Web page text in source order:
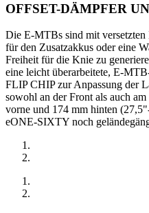
OFFSET-DÄMPFER
Die E-MTBs sind mit versetzten
für den Zusatzakkus oder eine
Freiheit für die Knie zu
eine leicht überarbeitete, E-
FLIP CHIP zur Anpassung der
sowohl an der Front als auch
vorne und 174 mm hinten
eONE-SIXTY noch